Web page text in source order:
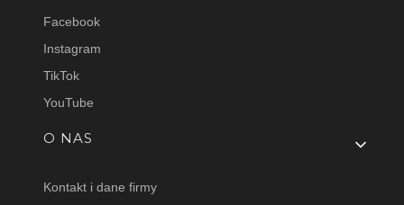
Facebook
Instagram
TikTok
YouTube
O NAS
Kontakt i dane firmy